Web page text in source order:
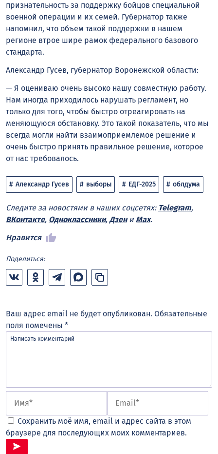
признательность за поддержку бойцов специальной
военной операции и их семей. Губернатор также
напомнил, что объем такой поддержки в нашем
регионе втрое шире рамок федерального базового
стандарта.
Александр Гусев, губернатор Воронежской области:
— Я оцениваю очень высоко нашу совместную работу.
Нам иногда приходилось нарушать регламент, но
только для того, чтобы быстро отреагировать на
меняющуюся обстановку. Это такой показатель, что мы
всегда могли найти взаимоприемлемое решение и
очень быстро принять правильное решение, которое
от нас требовалось.
Александр Гусев выборы ЕДГ-2025 облдума
Следите за новостями в наших соцсетях: Telegram,
ВКонтакте, Одноклассники, Дзени Max.
Нравится
Поделиться:
Ваш адрес email не будет опубликован. Обязательные
поля помечены *
Сохранить моё имя, email и адрес сайта в этом
браузере для последующих моих комментариев.